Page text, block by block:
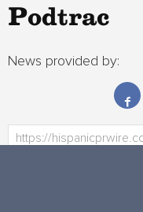
Podtrac
News provided by: